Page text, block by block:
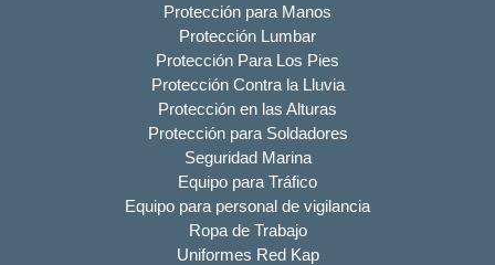
Protección para Manos
Protección Lumbar
Protección Para Los Pies
Protección Contra la Lluvia
Protección en las Alturas
Protección para Soldadores
Seguridad Marina
Equipo para Tráfico
Equipo para personal de vigilancia
Ropa de Trabajo
Uniformes Red Kap